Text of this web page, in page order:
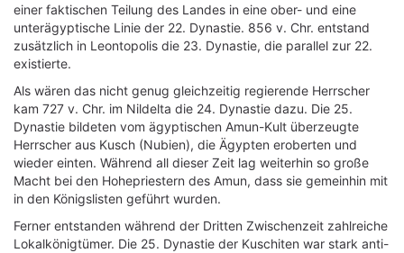
einer faktischen Teilung des Landes in eine ober- und eine
unterägyptische Linie der 22. Dynastie. 856 v. Chr. entstand
zusätzlich in Leontopolis die 23. Dynastie, die parallel zur 22.
existierte.
Als wären das nicht genug gleichzeitig regierende Herrscher
kam 727 v. Chr. im Nildelta die 24. Dynastie dazu. Die 25.
Dynastie bildeten vom ägyptischen Amun-Kult überzeugte
Herrscher aus Kusch (Nubien), die Ägypten eroberten und
wieder einten. Während all dieser Zeit lag weiterhin so große
Macht bei den Hohepriestern des Amun, dass sie gemeinhin mit
in den Königslisten geführt wurden.
Ferner entstanden während der Dritten Zwischenzeit zahlreiche
Lokalkönigtümer. Die 25. Dynastie der Kuschiten war stark anti-